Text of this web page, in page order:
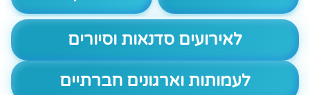
לאירועים סדנאות וסיורים
לעמותות וארגונים חברתיים